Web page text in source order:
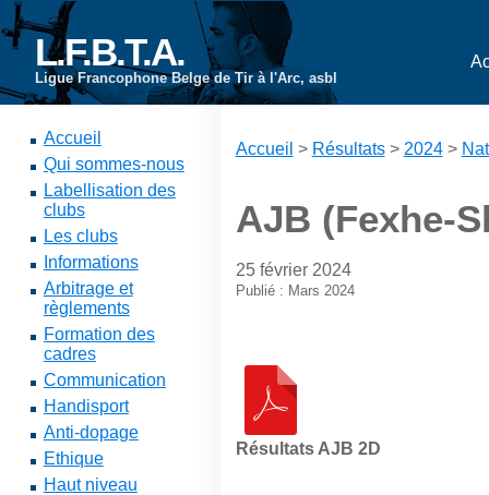
L.F.B.T.A.
Ligue Francophone Belge de Tir à l'Arc, asbl
Accueil
Qui sommes-nous
Labellisation des
clubs
Les clubs
Informations
Arbitrage et
règlements
Formation des
cadres
Communication
Handisport
Anti-dopage
Ethique
Haut niveau
Accueil > Résultats> 2024>
AJB (Fexhe-
25 février 2024
Publié : Mars 2024
Résultats AJB 2D